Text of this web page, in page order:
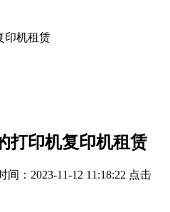
印机租赁
打印机复印机租赁
间：2023-11-12 11:18:22 点击